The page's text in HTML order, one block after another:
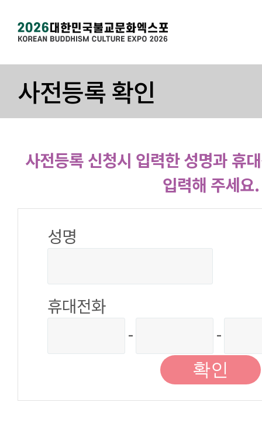
사전등록 확인
사전등록 신청시 입력한 성명과 휴
입력해 주세요.
성명
휴대전화
-
-